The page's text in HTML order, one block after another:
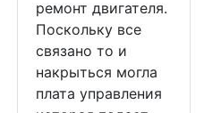
ремонт двигателя.
Поскольку все
связано то и
накрыться могла
плата управления